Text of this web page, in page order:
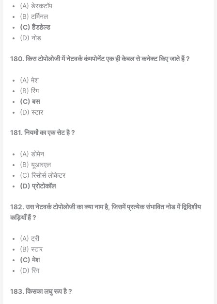
(A) डेस्कटॉप
(B) टर्मिनल
(C) हैंडहेल्ड
(D) नोड
180. किस टोपोलोजी में नेटवर्क कंमपोनेंट एक ही केबल से कनेक्ट किए जाते हैं ?
(A) मेश
(B) रिंग
(C) बस
(D) स्टार
181. नियमों का एक सेट है ?
(A) डोमेन
(B) यूआरएल
(C) रिसोर्स लोकेटर
(D) प्रोटोकॉल
182. उस नेटवर्क टोपोलोजी का क्या नाम है, जिसमें प्रत्येक संभावित नोड में द्विदिशीय
कड़ियाँ हैं ?
(A) ट्री
(B) स्टार
(C) मेश
(D) रिंग
183. किसका लघु रूप है ?